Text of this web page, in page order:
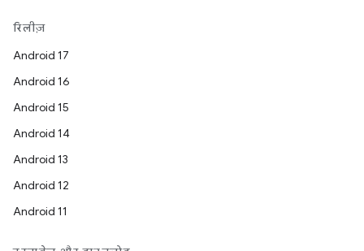
रिलीज़
Android 17
Android 16
Android 15
Android 14
Android 13
Android 12
Android 11